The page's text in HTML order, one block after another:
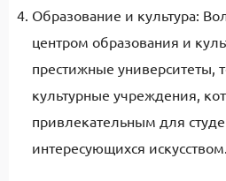
Образование и культура:
центром образования и
престижные университеты,
культурные учреждения,
привлекательным для
интересующихся искусством.